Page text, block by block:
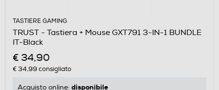
TASTIERE GAMING
TRUST - Tastiera + Mouse GXT791 3-IN-1 BUNDLE
IT-Black
€ 34,90
€ 34,99 consigliato
Acquisto online: disponibile